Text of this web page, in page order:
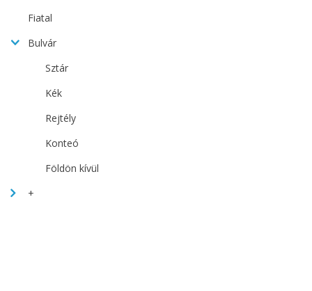
Fiatal
Bulvár
Sztár
Kék
Rejtély
Konteó
Földön kívül
+